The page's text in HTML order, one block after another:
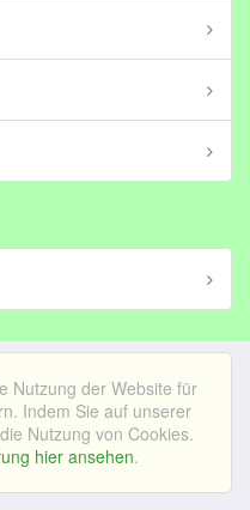
Nutzung der Website für
Indem Sie auf unserer
Nutzung von Cookies.
hier ansehen.
(in stichting)|Impressum